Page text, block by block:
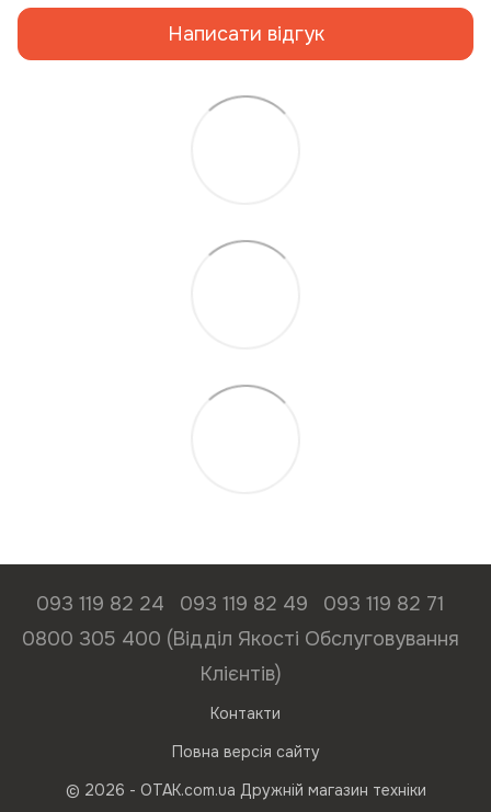
Написати відгук
093 119 82 24 093 119 82 49
093 119 82 71
0800 305 400 (Відділ Якості Обслуговування
Клієнтів)
Контакти
Повна версія сайту
© 2026 - ОТАК.com.ua Дружній магазин техніки